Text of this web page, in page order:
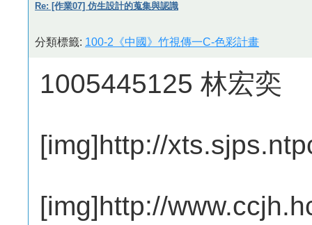
Re: [作業07] 仿生設計的蒐集與認識
分類標籤: 100-2《中國》竹視傳一C-色彩計畫
1005445125 林宏奕
[img]http://
[img]http://